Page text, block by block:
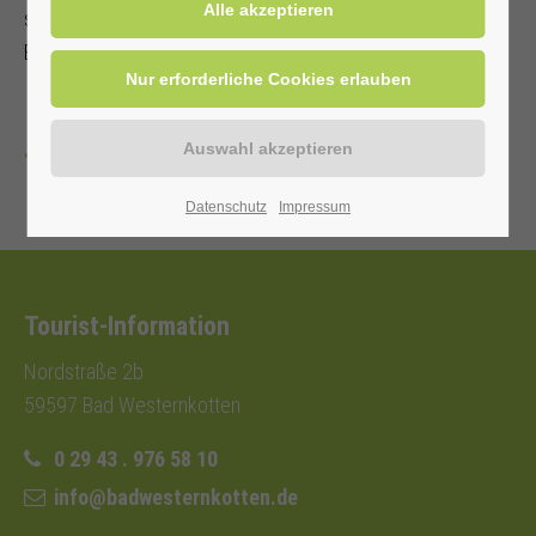
seelischen Problemen eingesetzt werden. Mit Kur-/
Einwohnerkarte 6,00 €, ohne 9,00 €
Tourist-Information
Nordstraße 2b
59597 Bad Westernkotten
0 29 43 . 976 58 10
info@badwesternkotten.de
Datenschutz Impressum